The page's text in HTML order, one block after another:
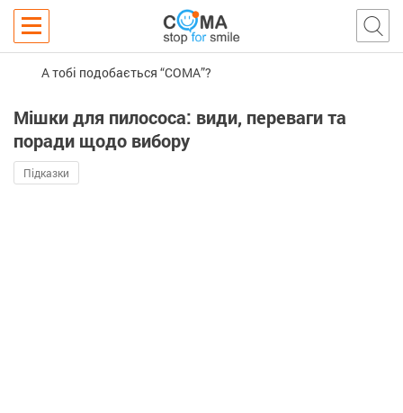
А тобі подобається “COMA”?
Мішки для пилососа: види, переваги та
поради щодо вибору
Підказки